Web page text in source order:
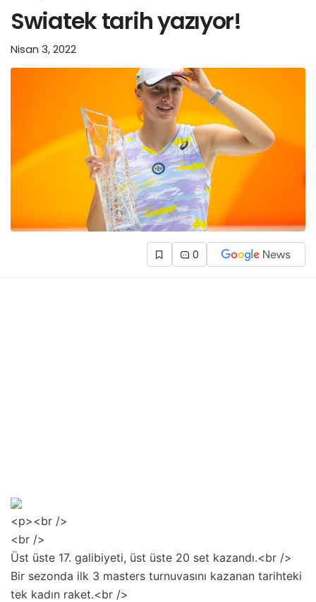
Swiatek tarih yazıyor!
Nisan 3, 2022
0
<p><br />
<br />
Üst üste 17. galibiyeti, üst üste 20 set kazandı.<br />
Bir sezonda ilk 3 masters turnuvasını kazanan tarihteki
tek kadın raket.<br />